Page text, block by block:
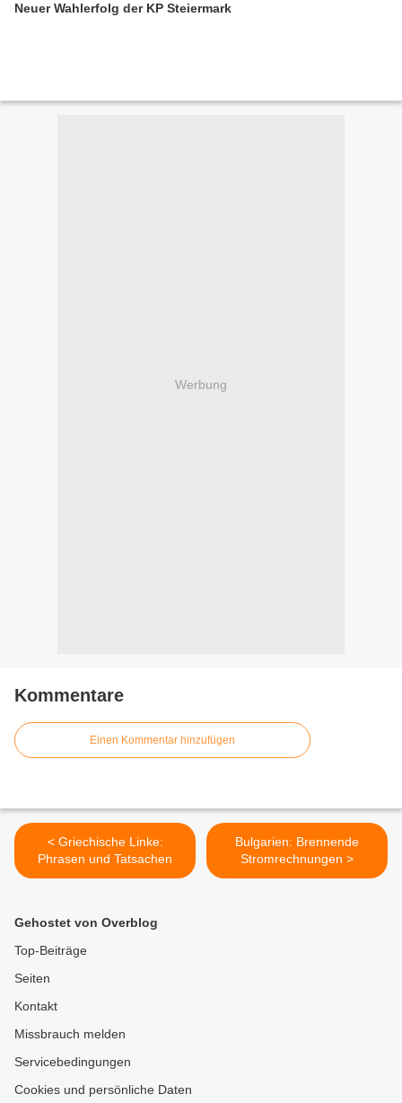
Neuer Wahlerfolg der KP Steiermark
Werbung
Kommentare
Einen Kommentar hinzufügen
< Griechische Linke:
Phrasen und Tatsachen
Bulgarien: Brennende
Stromrechnungen >
Gehostet von Overblog
Top-Beiträge
Seiten
Kontakt
Missbrauch melden
Servicebedingungen
Cookies und persönliche Daten